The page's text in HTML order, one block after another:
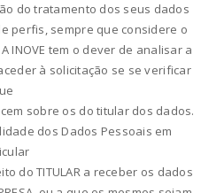
do tratamento dos seus dados
perfis, sempre que considere o
INOVE tem o dever de analisar a
à solicitação se se verificar
sobre os do titular dos dados.
dos Dados Pessoais em
do TITULAR a receber os dados